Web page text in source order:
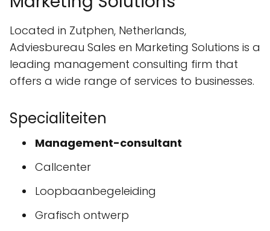
Located in Zutphen, Netherlands,
Adviesbureau Sales en Marketing Solutions is a
leading management consulting firm that
offers a wide range of services to businesses.
Specialiteiten
Management-consultant
Callcenter
Loopbaanbegeleiding
Grafisch ontwerp